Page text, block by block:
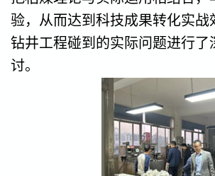
验，从而达到科技成果转化实战
钻井工程碰到的实际问题进行了
讨。